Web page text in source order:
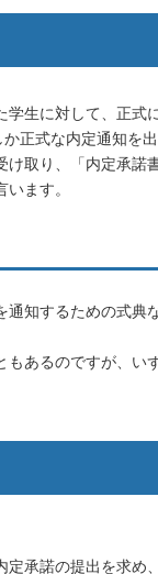
生に対して、正
正式な内定通知を
取り、「内定承諾
ます。
知するための式
あるのですが、
承諾の提出を求め